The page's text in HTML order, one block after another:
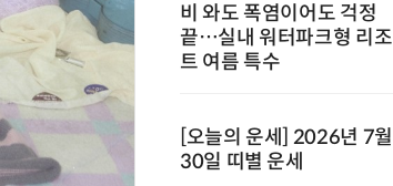
비 와도 폭염이어도 걱정
끝…실내 워터파크형 리조
트 여름 특수
[오늘의 운세] 2026년 7월
30일 띠별 운세